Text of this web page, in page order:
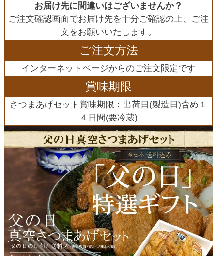
お届け先に間違いはございませんか？
ご注文確認画面でお届け先を十分ご確認の上、ご注
文をお願いいたします。
ご注文方法
インターネットページからのご注文限定です
賞味期限
さつまあげセット賞味期限：出荷日(製造日)含め１
４日間(要冷蔵)